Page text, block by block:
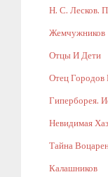
Н. С. Лесков.
Жемчужников
Отцы И Дети
Отец Городов
Гиперборея.
Невидимая
Тайна
Калашников